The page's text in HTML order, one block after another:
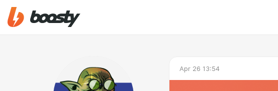
Apr 26 13:54